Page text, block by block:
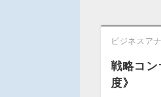
ビジネスア
戦略コ
度》